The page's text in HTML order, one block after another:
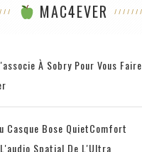
MAC4EVER
À Sobry Pour Vous Faire
Casque Bose QuietComfort
Spatial De L'Ultra